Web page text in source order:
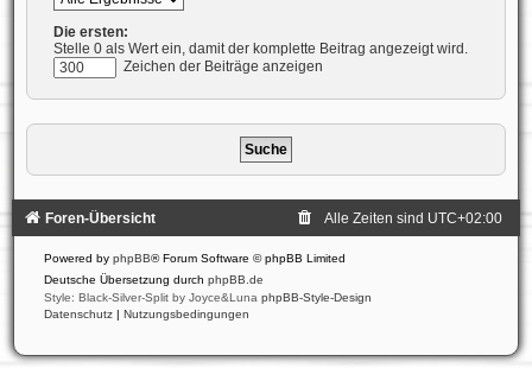
Die ersten:
Stelle 0 als Wert ein, damit der komplette Beitrag angezeigt wird.
Zeichen der Beiträge anzeigen
Foren-Übersicht Alle Zeiten sind UTC+02:00
Powered by phpBB® Forum Software © phpBB Limited
Deutsche Übersetzung durch phpBB.de
Style: Black-Silver-Split by Joyce&Luna phpBB-Style-Design
Datenschutz | Nutzungsbedingungen